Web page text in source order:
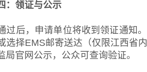
领证与公示
后，申请单位将收到领证通知。
选择EMS邮寄送达（仅限江西省
局官网公示，公众可查询验证。